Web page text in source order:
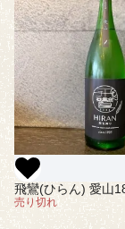
飛鸞(ひらん) 愛山
売り切れ